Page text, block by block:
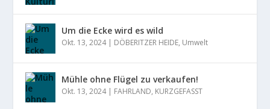
Um die Ecke wird es wild
Okt. 13, 2024| DÖBERITZER HEIDE, Umwelt
Mühle ohne Flügel zu verkaufen!
Okt. 13, 2024| FAHRLAND, KURZGEFASST